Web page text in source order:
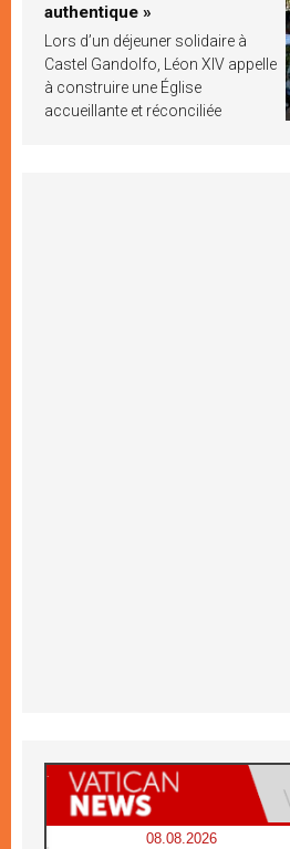
authentique »
Lors d’un déjeuner solidaire à
Castel Gandolfo, Léon XIV appelle
à construire une Église
accueillante et réconciliée
08.08.2026